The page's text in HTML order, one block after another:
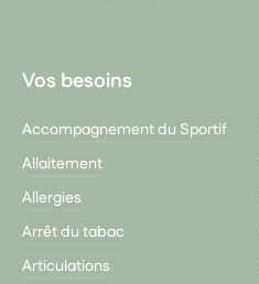
Vos besoins
Accompagnement du Sportif
Allaitement
Allergies
Arrêt du tabac
Articulations